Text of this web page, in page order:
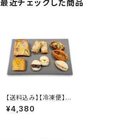
最近チェックした商品
【送料込み】【冷凍便】ス
イーツ・惣菜パンセット
¥4,380